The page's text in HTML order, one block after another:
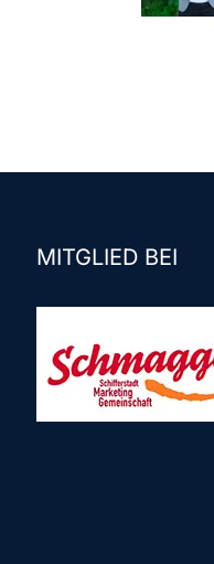
MITGLIED BEI